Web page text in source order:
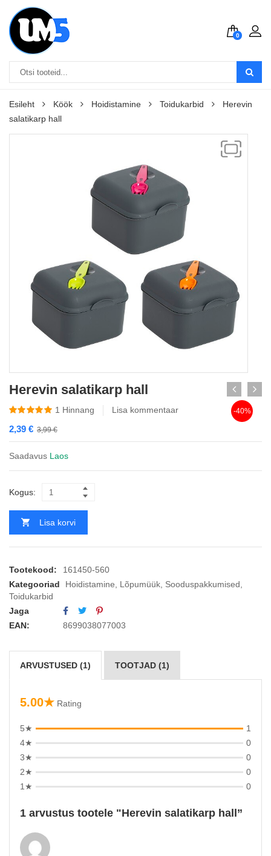
0
Esileht Köök Hoidistamine Toidukarbid
Herevin
salatikarp hall
Herevin salatikarp hall
1 Hinnang Lisa kommentaar
3,99€
2,39 €
-40%
Saadavus Laos
Kogus:
Lisa korvi
Tootekood:
161450-560
Kategooriad
Hoidistamine Lõpumüük Sooduspakkumised
Toidukarbid
Jaga
EAN:
8699038077003
ARVUSTUSED (1) TOOTJAD (1)
5.00★ Rating
5★
1
4★
0
3★
0
2★
0
1★
0
1 arvustus tootele Herevin salatikarp hall